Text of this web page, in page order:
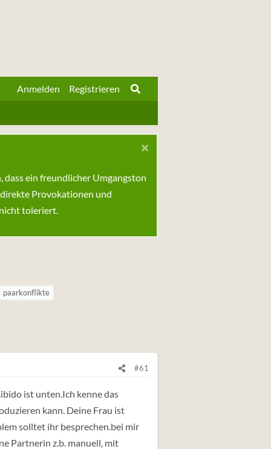
Anmelden Registrieren
ein freundlicher Umgangston
Provokationen und
toleriert.
paarkonflikte
#61
ist unten.Ich kenne das
kann. Deine Frau ist
solltet ihr besprechen.bei mir
Partnerin z.b. manuell, mit